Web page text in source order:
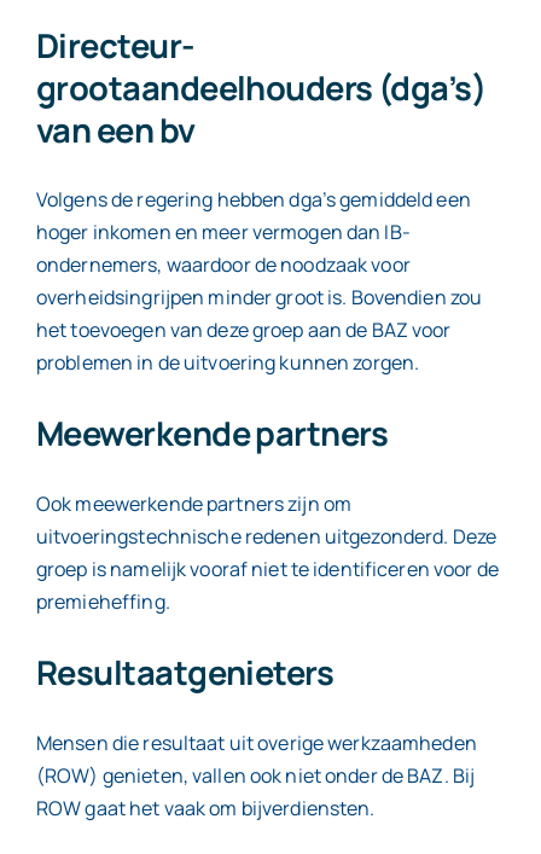
Directeur-
grootaandeelhouders (dga’s)
van een bv
Volgens de regering hebben dga’s gemiddeld een
hoger inkomen en meer vermogen dan IB-
ondernemers, waardoor de noodzaak voor
overheidsingrijpen minder groot is. Bovendien zou
het toevoegen van deze groep aan de BAZ voor
problemen in de uitvoering kunnen zorgen.
Meewerkende partners
Ook meewerkende partners zijn om
uitvoeringstechnische redenen uitgezonderd. Deze
groep is namelijk vooraf niet te identificeren voor de
premieheffing.
Resultaatgenieters
Mensen die resultaat uit overige werkzaamheden
(ROW) genieten, vallen ook niet onder de BAZ. Bij
ROW gaat het vaak om bijverdiensten.